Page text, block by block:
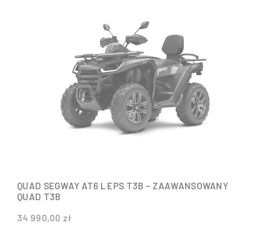
QUAD SEGWAY AT6 L EPS T3B – ZAAWANSOWANY
QUAD T3B
34 990,00 zł